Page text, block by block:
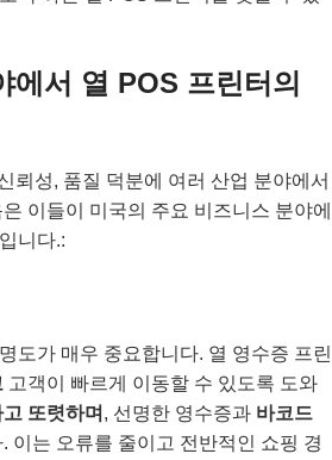
에서 열 POS 프린터의
뢰성, 품질 덕분에 여러 산업 분야에서
이들이 미국의 주요 비즈니스 분야에
니다.:
도가 매우 중요합니다. 열 영수증 프린
고객이 빠르게 이동할 수 있도록 도와
또렷하며 , 선명한 영수증과 바코드
이는 오류를 줄이고 전반적인 쇼핑 경